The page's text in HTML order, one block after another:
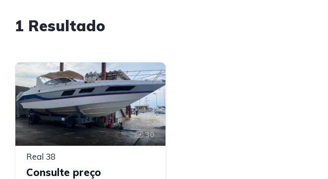
1 Resultado
30
Real 38
Consulte preço